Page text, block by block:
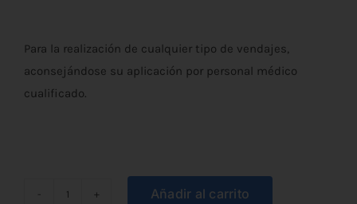
Para la realización de cualquier tipo de vendajes,
aconsejándose su aplicación por personal médico
cualificado.
Añadir al carrito